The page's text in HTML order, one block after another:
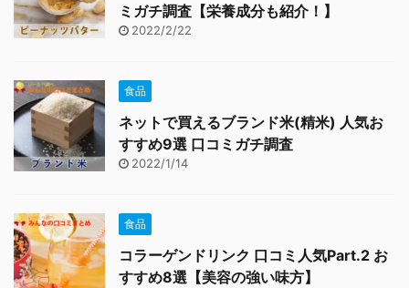
ミガチ調査【栄養成分も紹介！】
2022/2/22
食品
ネットで買えるブランド米(精米) 人気お
すすめ9選 口コミガチ調査
2022/1/14
食品
コラーゲンドリンク 口コミ人気Part.2 お
すすめ8選【美容の強い味方】